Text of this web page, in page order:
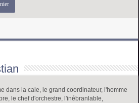
dans la cale, le grand coordinateur, l'homme
le chef d'orchestre, l'inébranlable,